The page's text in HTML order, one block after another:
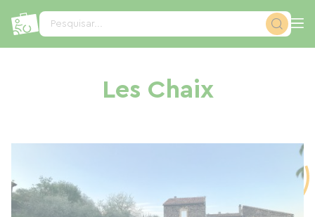
Pesquisar...
Les Chaix
Painel de Gerenciamento de Cookies